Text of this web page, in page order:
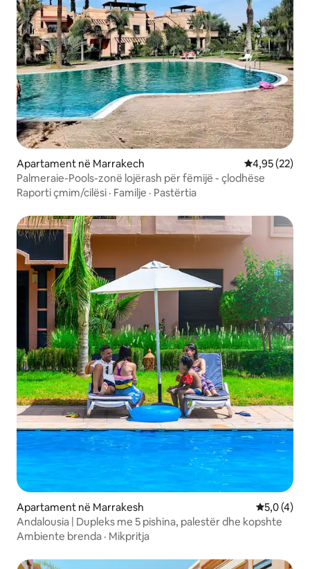
Apartament në Marrakech Vlerësimi
4,95 (22)
Palmeraie-Pools-zonë lojërash për fëmijë - çlodhëse
Raporti çmim/cilësi · Familje · Pastërtia
Apartament në Marrakesh Vlerësimi
5,0 (4)
Andalousia | Dupleks me 5 pishina, palestër dhe kopshte
Ambiente brenda · Mikpritja